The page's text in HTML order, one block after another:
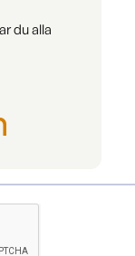
du alla